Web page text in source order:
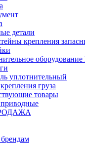
детали
крепления
уплотнительный
груза
товары